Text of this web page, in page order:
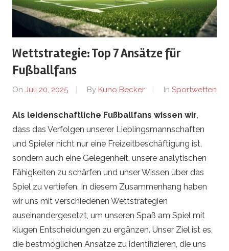
u
t
L
i
n
g
e
n
.
d
Wettstrategie: Top 7 Ansätze für
Fußballfans
On Juli 20, 2025 By Kuno Becker In Sportwetten
Als leidenschaftliche Fußballfans wissen wir,
dass das Verfolgen unserer Lieblingsmannschaften
und Spieler nicht nur eine Freizeitbeschäftigung ist,
sondern auch eine Gelegenheit, unsere analytischen
Fähigkeiten zu schärfen und unser Wissen über das
Spiel zu vertiefen. In diesem Zusammenhang haben
wir uns mit verschiedenen Wettstrategien
auseinandergesetzt, um unseren Spaß am Spiel mit
klugen Entscheidungen zu ergänzen. Unser Ziel ist es,
die bestmöglichen Ansätze zu identifizieren, die uns